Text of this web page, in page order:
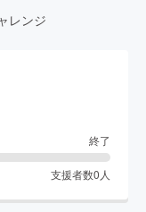
レンジ
終了
支援者数0 人